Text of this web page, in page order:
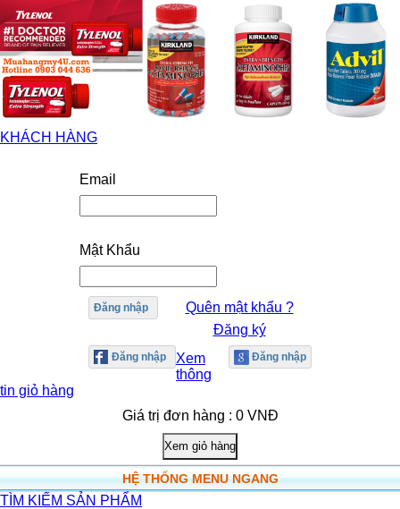
KHÁCH HÀNG
Email
Mật Khẩu
Đăng nhập
Quên mật khẩu ?
Đăng ký
Xem
thông
tin giỏ hàng
Giá trị đơn hàng : 0 VNĐ
HỆ THỐNG MENU NGANG
TÌM KIẾM SẢN PHẨM